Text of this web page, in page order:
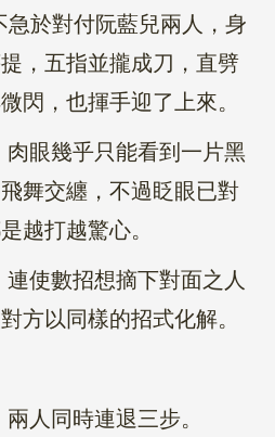
急於對付阮藍兒兩人，身
，五指並攏成刀，直劈
閃，也揮手迎了上來。
幾乎只能看到一片黑
舞交纏，不過眨眼已對
越打越驚心。
數招想摘下對面之人
方以同樣的招式化解。
同時連退三步。